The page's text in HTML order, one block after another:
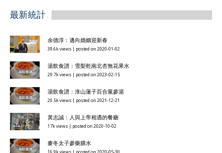
最新統計
余德淳：邁向婚姻迎新春
39.6k views | posted on 2020-01-02
湯飲食譜：雪梨乾南北杏無花果水
29.7k views | posted on 2023-02-15
湯飲食譜：淮山蓮子百合黨參湯
20.5k views | posted on 2021-12-21
黃志誠：人與上帝相遇的餐廳
17k views | posted on 2020-10-02
麥冬太子參藥膳水